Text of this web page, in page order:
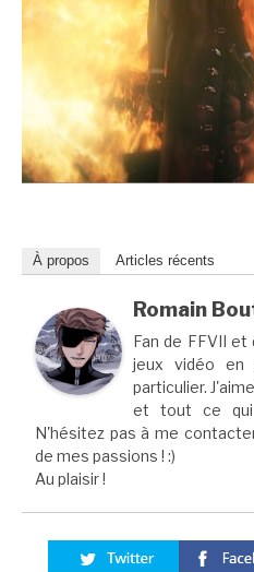
À propos Articles récents
Romain
Fan de FFVII et
jeux vidéo en
particulier.
et tout ce qui
N'hésitez pas à me
de mes passions ! :)
Au plaisir !